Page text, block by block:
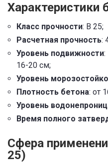
Характеристики
Класс прочности: В 25;
Расчетная прочность:
Уровень подвижности:
16-20 см;
Уровень
Плотность бетона: от
Уровень
Время полного
Сфера
25)